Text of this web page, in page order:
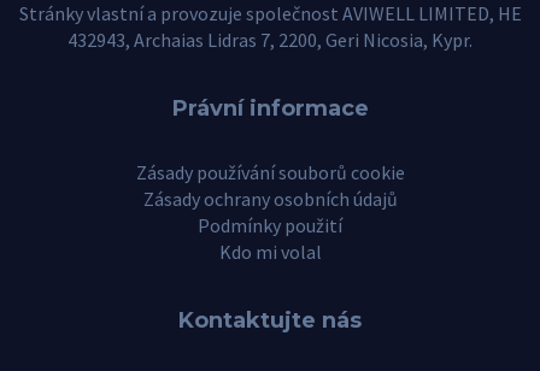
Stránky vlastní a provozuje společnost AVIWELL LIMITED, HE
432943, Archaias Lidras 7, 2200, Geri Nicosia, Kypr.
Právní informace
Zásady používání souborů cookie
Zásady ochrany osobních údajů
Podmínky použití
Kdo mi volal
Kontaktujte nás